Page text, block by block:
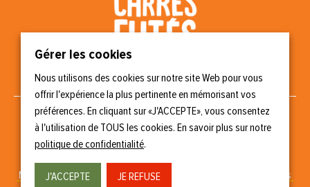
Nous suivre
Mentions légales – Politique de confidentialité Gérer les cookies
Gérer les cookies
Nous utilisons des cookies sur notre site Web pour vous
offrir l'expérience la plus pertinente en mémorisant vos
préférences. En cliquant sur «J'ACCEPTE», vous consentez
à l'utilisation de TOUS les cookies. En savoir plus sur notre
politique de confidentialité.
J'ACCEPTE JE REFUSE